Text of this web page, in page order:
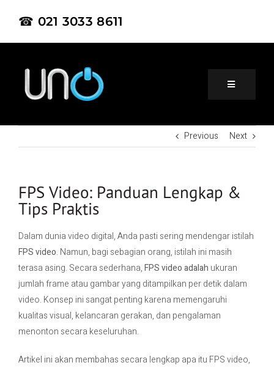
☎ 021 3033 8611
Home
Project
Contact Us
Previous Next
FPS Video: Panduan Lengkap &
Tips Praktis
Dalam dunia video digital, Anda pasti sering mendengar istilah
FPS video. Namun, bagi sebagian orang, istilah ini masih
terasa asing. Secara sederhana,FPS video adalah ukuran
jumlah frame atau gambar yang ditampilkan per detik dalam
video. Konsep ini sangat penting karena memengaruhi
kualitas visual, kelancaran gerakan, dan pengalaman
menonton secara keseluruhan.
Artikel ini akan membahas secara lengkap apa itu FPS video,